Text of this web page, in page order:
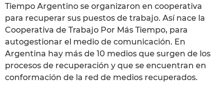
Tiempo Argentino se organizaron en cooperativa
para recuperar sus puestos de trabajo. Así nace la
Cooperativa de Trabajo Por Más Tiempo, para
autogestionar el medio de comunicación. En
Argentina hay más de 10 medios que surgen de los
procesos de recuperación y que se encuentran en
conformación de la red de medios recuperados.